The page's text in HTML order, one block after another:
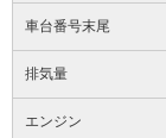
車台番号末尾
排気量
エンジン